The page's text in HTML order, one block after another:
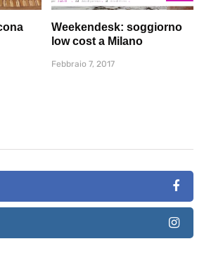
Weekendesk: soggiorno
low cost a Milano
Febbraio 7, 2017